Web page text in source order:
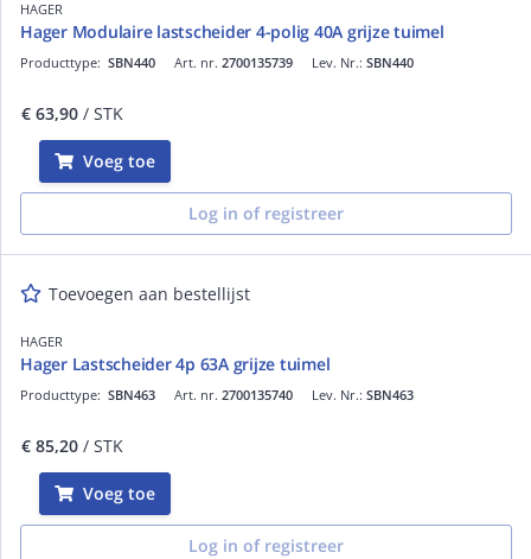
HAGER
Hager Modulaire lastscheider 4-polig 40A grijze tuimel
Art. nr. 2700135739
Producttype: SBN440 Lev. Nr.: SBN440
€ 63,90 / STK
Voeg toe
Log in of registreer
Toevoegen aan bestellijst
HAGER
Hager Lastscheider 4p 63A grijze tuimel
Art. nr. 2700135740
Producttype: SBN463 Lev. Nr.: SBN463
€ 85,20 / STK
Voeg toe
Log in of registreer